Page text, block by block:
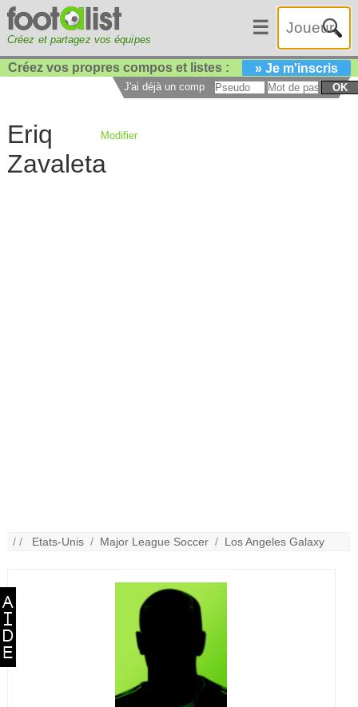
Créez et partagez vos équipes
☰
Créez vos propres compos et listes : » Je m'inscris
J'ai déjà un compte : OK
Eriq
Zavaleta
Modifier
/ / Etats-Unis / Major League Soccer / Los Angeles Galaxy